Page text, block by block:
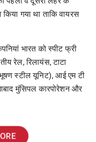
किया गया था ताकि वायरस
भारत को स्पीट फ्री
रेल, रिलायंस, टाटा
स्टील यूनिट), आई एम टी
मुंसिपल कारपोरेशन और